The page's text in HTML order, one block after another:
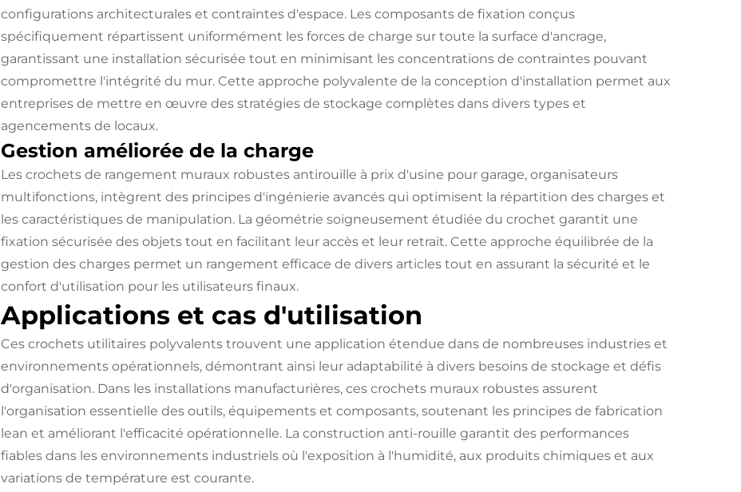
configurations architecturales et contraintes d'espace. Les composants de fixation conçus
spécifiquement répartissent uniformément les forces de charge sur toute la surface d'ancrage,
garantissant une installation sécurisée tout en minimisant les concentrations de contraintes pouvant
compromettre l'intégrité du mur. Cette approche polyvalente de la conception d'installation permet aux
entreprises de mettre en œuvre des stratégies de stockage complètes dans divers types et
agencements de locaux.
Gestion améliorée de la charge
Les crochets de rangement muraux robustes antirouille à prix d'usine pour garage, organisateurs
multifonctions, intègrent des principes d'ingénierie avancés qui optimisent la répartition des charges et
les caractéristiques de manipulation. La géométrie soigneusement étudiée du crochet garantit une
fixation sécurisée des objets tout en facilitant leur accès et leur retrait. Cette approche équilibrée de la
gestion des charges permet un rangement efficace de divers articles tout en assurant la sécurité et le
confort d'utilisation pour les utilisateurs finaux.
Applications et cas d'utilisation
Ces crochets utilitaires polyvalents trouvent une application étendue dans de nombreuses industries et
environnements opérationnels, démontrant ainsi leur adaptabilité à divers besoins de stockage et défis
d'organisation. Dans les installations manufacturières, ces crochets muraux robustes assurent
l'organisation essentielle des outils, équipements et composants, soutenant les principes de fabrication
lean et améliorant l'efficacité opérationnelle. La construction anti-rouille garantit des performances
fiables dans les environnements industriels où l'exposition à l'humidité, aux produits chimiques et aux
variations de température est courante.